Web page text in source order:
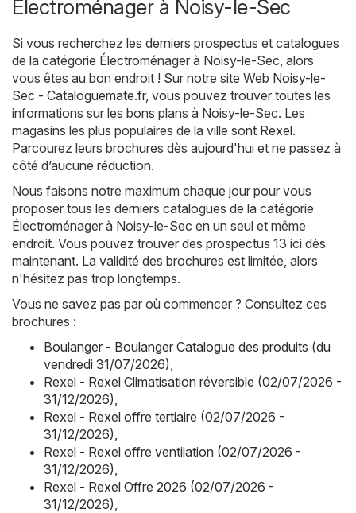
Électroménager à Noisy-le-Sec
Si vous recherchez les derniers prospectus et catalogues
de la catégorie Électroménager à Noisy-le-Sec, alors
vous êtes au bon endroit ! Sur notre site Web Noisy-le-
Sec - Cataloguemate.fr, vous pouvez trouver toutes les
informations sur les bons plans à Noisy-le-Sec. Les
magasins les plus populaires de la ville sont Rexel.
Parcourez leurs brochures dès aujourd'hui et ne passez à
côté d’aucune réduction.
Nous faisons notre maximum chaque jour pour vous
proposer tous les derniers catalogues de la catégorie
Électroménager à Noisy-le-Sec en un seul et même
endroit. Vous pouvez trouver des prospectus 13 ici dès
maintenant. La validité des brochures est limitée, alors
n'hésitez pas trop longtemps.
Vous ne savez pas par où commencer ? Consultez ces
brochures :
Boulanger - Boulanger Catalogue des produits (du
vendredi 31/07/2026)
Rexel - Rexel Climatisation réversible (02/07/2026 -
31/12/2026)
Rexel - Rexel offre tertiaire (02/07/2026 -
31/12/2026)
Rexel - Rexel offre ventilation (02/07/2026 -
31/12/2026)
Rexel - Rexel Offre 2026 (02/07/2026 -
31/12/2026)